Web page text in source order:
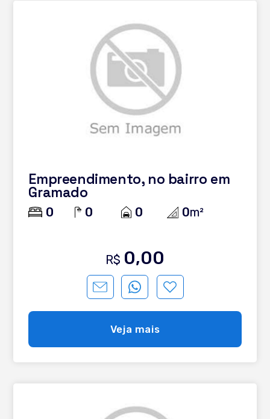
Empreendimento, no bairro em
Gramado
0 0 0 0m²
R$ 0,00
Veja mais